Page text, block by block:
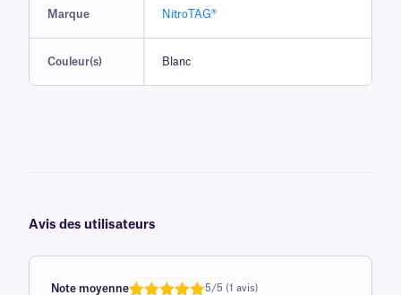
Marque NitroTAG®
Couleur(s) Blanc
Avis des utilisateurs
Note moyenne 5/5 (1 avis)